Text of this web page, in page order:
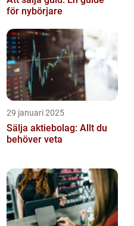
för nybörjare
29 januari 2025
Sälja aktiebolag: Allt du
behöver veta